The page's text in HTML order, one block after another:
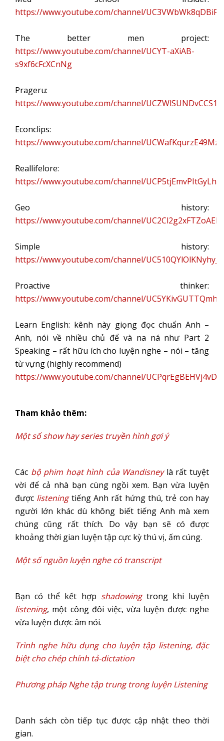
https://www.youtube.com/channel/
The better men project:
https://www.youtube.com/channel/UCYT-aXiAB-
s9xf6cFcXCnNg
Prageru:
https://www.youtube.com/channel/
Econclips:
https://www.youtube.com/channel/
Reallifelore:
https://www.youtube.com/channel/
Geo history:
https://www.youtube.com/channel/
Simple history:
https://www.youtube.com/channel/
Proactive thinker:
https://www.youtube.com/channel/
Learn English: kênh này giọng đọc chuẩn Anh –
Anh, nói về nhiều chủ để và na ná như Part 2
Speaking – rất hữu ích cho luyện nghe – nói – tăng
từ vựng (highly recommend)
https://www.youtube.com/channel/
Tham khảo thêm:
Một số show hay series truyền hình gợi ý
Các bộ phim hoạt hình của Wandisneylà rất tuyệt
vời để cả nhà bạn cùng ngồi xem. Bạn vừa luyện
được listeningtiếng Anh rất hứng thú, trẻ con hay
người lớn khác dù không biết tiếng Anh mà xem
chúng cũng rất thích. Do vậy bạn sẽ có được
khoảng thời gian luyện tập cực kỳ thú vị, ấm cúng.
Một số nguồn luyện nghe có transcript
Bạn có thể kết hợp shadowingtrong khi luyện
listening, một công đôi việc, vừa luyện được nghe
vừa luyện được âm nói.
Trình nghe hữu dụng cho luyện tập listening, đặc
biệt cho chép chính tả-dictation
Phương pháp Nghe tập trung trong luyện Listening
Danh sách còn tiếp tục được cập nhật theo thời
gian.